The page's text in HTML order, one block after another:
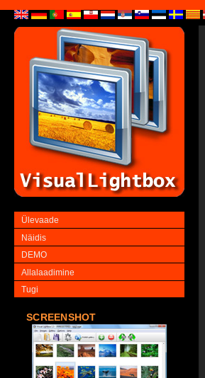
Ülevaade
Näidis
DEMO
Allalaadimine
Tugi
SCREENSHOT